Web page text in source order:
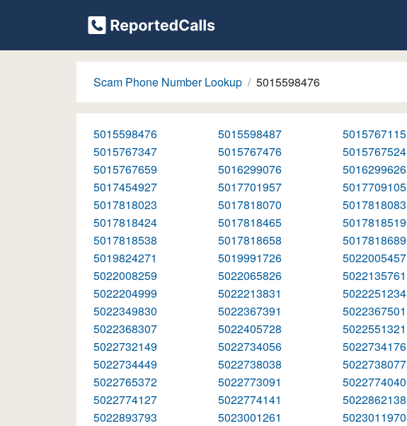
Scam Phone Number Lookup 5015598476
5015598476 5015598487 5015767115
5015767347
5015767476 5015767524
5015767659
5016299076 5016299626
5017454927
5017701957 5017709105
5017818023
5017818070 5017818083
5017818424
5017818465 5017818519
5017818538
5017818658 5017818689
5019824271
5019991726 5022005457
5022008259
5022065826 5022135761
5022204999
5022213831 5022251234
5022349830
5022367391 5022367501
5022368307
5022405728 5022551321
5022732149
5022734056 5022734176
5022734449
5022738038 5022738077
5022765372
5022773091 5022774040
5022774127
5022774141 5022862138
5022893793
5023001261 5023011970